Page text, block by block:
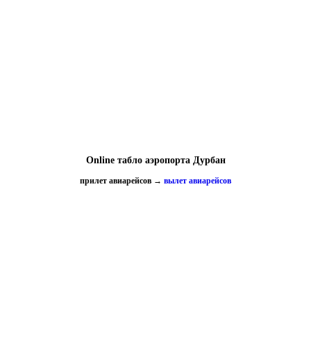
Online табло аэропорта Дурбан
прилет авиарейсов → вылет авиарейсов